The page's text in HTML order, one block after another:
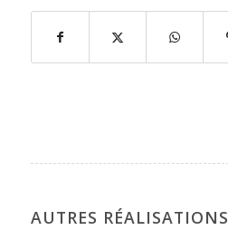
AUTRES RÉALISATIONS